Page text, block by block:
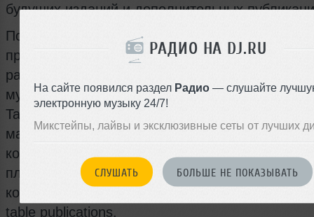
РАДИО НА DJ.RU
На сайте появился раздел Радио — слушайте
электронную музыку 24/7!
Микстейпы, лайвы и эксклюзивные сеты от лучших
СЛУШАТЬ БОЛЬШЕ НЕ ПОКАЗЫВАТЬ
будущих изданий и дополнительных
По своей структуре и объёму Movements of
представляет собой документальное издание,
рассчитанное на тех, кто изучает историю
музыки и сцены 1970‑х годов, а также на
Tangerine Dream, желающих увидеть редкие и
малоизвестные фотографии из ключевого
коллектива. Книга доступна в продаже в
планируется сохранение формата твёрдого
коллекционного оформления, характерного
table publications.